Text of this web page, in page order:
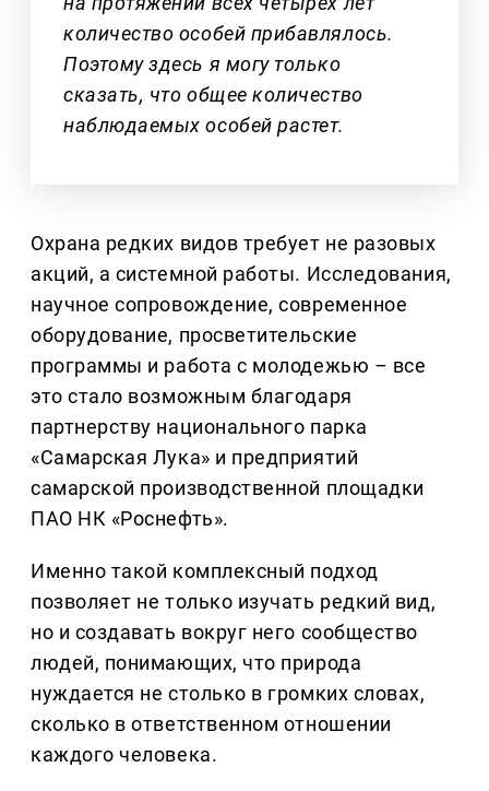
количество особей прибавлялось.
Поэтому здесь я могу только
сказать, что общее количество
наблюдаемых особей растет.
Охрана редких видов требует не разовых
акций, а системной работы. Исследования,
научное сопровождение, современное
оборудование, просветительские
программы и работа с молодежью – все
это стало возможным благодаря
партнерству национального парка
«Самарская Лука» и предприятий
самарской производственной площадки
ПАО НК «Роснефть».
Именно такой комплексный подход
позволяет не только изучать редкий вид,
но и создавать вокруг него сообщество
людей, понимающих, что природа
нуждается не столько в громких словах,
сколько в ответственном отношении
каждого человека.